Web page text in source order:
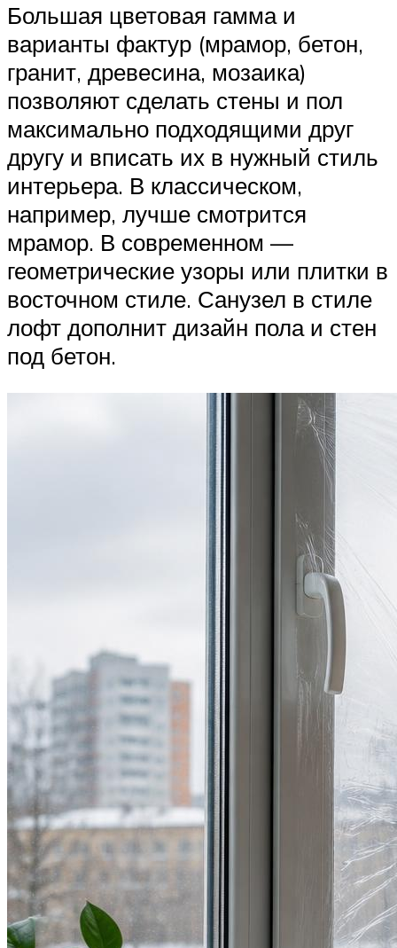
Большая цветовая гамма и
варианты фактур (мрамор, бетон,
гранит, древесина, мозаика)
позволяют сделать стены и пол
максимально подходящими друг
другу и вписать их в нужный стиль
интерьера. В классическом,
например, лучше смотрится
мрамор. В современном —
геометрические узоры или плитки в
восточном стиле. Санузел в стиле
лофт дополнит дизайн пола и стен
под бетон.